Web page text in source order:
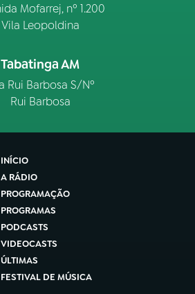
Mofarrej, nº 1.200
Vila Leopoldina
Tabatinga AM
Rui Barbosa S/Nº
Rui Barbosa
INÍCIO
A RÁDIO
PROGRAMAÇÃO
PROGRAMAS
PODCASTS
VIDEOCASTS
ÚLTIMAS
FESTIVAL DE MÚSICA